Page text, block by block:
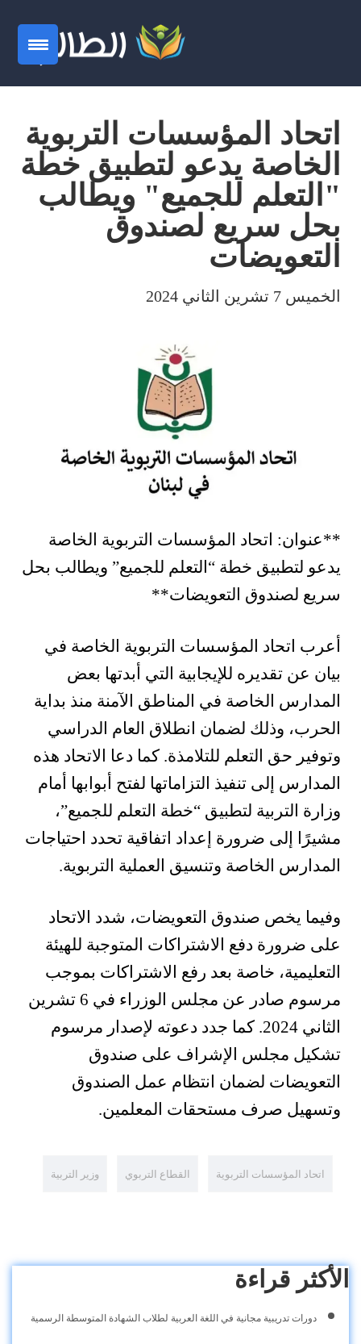
اتحاد المؤسسات التربوية
الخاصة يدعو لتطبيق خطة
"التعلم للجميع" ويطالب
بحل سريع لصندوق
التعويضات
الخميس 7 تشرين الثاني 2024
**عنوان: اتحاد المؤسسات التربوية الخاصة
يدعو لتطبيق خطة “التعلم للجميع” ويطالب بحل
سريع لصندوق التعويضات**
أعرب اتحاد المؤسسات التربوية الخاصة في
بيان عن تقديره للإيجابية التي أبدتها بعض
المدارس الخاصة في المناطق الآمنة منذ بداية
الحرب، وذلك لضمان انطلاق العام الدراسي
وتوفير حق التعلم للتلامذة. كما دعا الاتحاد هذه
المدارس إلى تنفيذ التزاماتها لفتح أبوابها أمام
وزارة التربية لتطبيق “خطة التعلم للجميع”،
مشيرًا إلى ضرورة إعداد اتفاقية تحدد احتياجات
المدارس الخاصة وتنسيق العملية التربوية.
وفيما يخص صندوق التعويضات، شدد الاتحاد
على ضرورة دفع الاشتراكات المتوجبة للهيئة
التعليمية، خاصة بعد رفع الاشتراكات بموجب
مرسوم صادر عن مجلس الوزراء في 6 تشرين
الثاني 2024. كما جدد دعوته لإصدار مرسوم
تشكيل مجلس الإشراف على صندوق
التعويضات لضمان انتظام عمل الصندوق
وتسهيل صرف مستحقات المعلمين.
اتحاد المؤسسات التربوية القطاع التربوي وزير التربية
الأكثر قراءة
دورات تدريبية مجانية في اللغة العربية لطلاب الشهادة المتوسطة الرسمية